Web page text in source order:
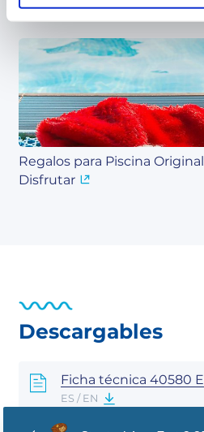
2023 Gre
Regalos para Piscina
Disfrutar
Descargables
Ficha técnica 40580
ES / EN